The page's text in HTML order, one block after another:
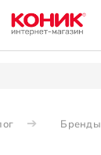
Бренды